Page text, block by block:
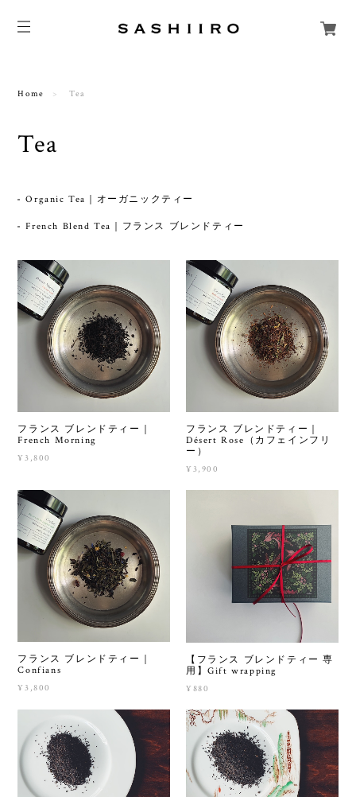
Home Tea
Tea
Organic Tea｜オーガニックティー
French Blend Tea｜フランス ブレンドティー
フランス ブレンドティー｜
French Morning
¥3,800
フランス ブレンドティー｜
Désert Rose（カフェインフリ
ー）
¥3,900
フランス ブレンドティー｜
Confians
¥3,800
【フランス ブレンドティー 専
用】Gift wrapping
¥880